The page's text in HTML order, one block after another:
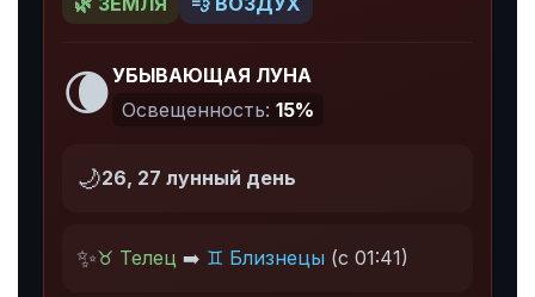
🌘УБЫВАЮЩАЯ ЛУНА
Освещенность: 15%
🌙26, 27 лунный день
✨♉ Телец ➡️ ♊ Близнецы(с 01:41)